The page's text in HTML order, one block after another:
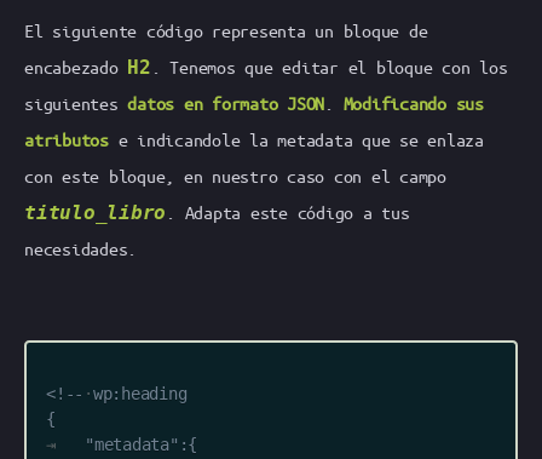
El siguiente código representa un bloque de
encabezado H2 . Tenemos que editar el bloque con los
siguientesdatos en formato JSON
Modificando sus
atributose indicandole la metadata que se enlaza
con este bloque, en nuestro caso con el campo
titulo_libro . Adapta este código a tus
necesidades.
<!--
wp:heading
{
"metadata":{